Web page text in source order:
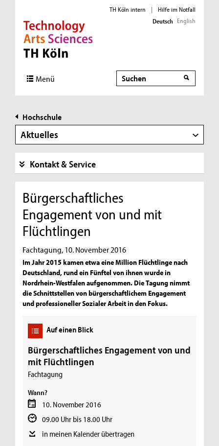
Direkt zur Hauptnavigation
Direkt zur Subnavigation
Direkt zum Inhalt
Direkt zum Fußbereich
TH Köln intern |
Hilfe im Notfall
Deutsch English
Menü Suche
Hochschule
Aktuelles
Kontakt & Service
Bürgerschaftliches
Engagement von und mit
Flüchtlingen
Fachtagung, 10. November 2016
Im Jahr 2015 kamen etwa eine Million Flüchtlinge nach
Deutschland, rund ein Fünftel von ihnen wurde in
Nordrhein-Westfalen aufgenommen. Die Tagung nimmt
die Schnittstellen von bürgerschaftlichem Engagement
und professioneller Sozialer Arbeit in den Fokus.
Auf einen Blick
Bürgerschaftliches Engagement von und
mit Flüchtlingen
Fachtagung
Wann?
10. November 2016
09.00 Uhr bis 18.00 Uhr
in meinen Kalender übertragen